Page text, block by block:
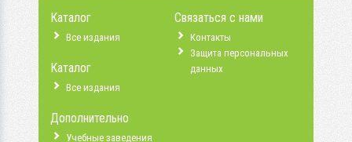
Каталог
Все издания
Каталог
Все издания
Дополнительно
Учебные заведения
Связаться с нами
Контакты
Защита персональных
данных